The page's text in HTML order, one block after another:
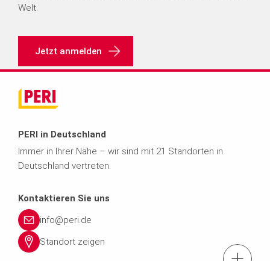
Welt.
Jetzt anmelden
PERI in Deutschland
Immer in Ihrer Nähe – wir sind mit 21 Standorten in
Deutschland vertreten.
Kontaktieren Sie uns
info@peri.de
Standort zeigen